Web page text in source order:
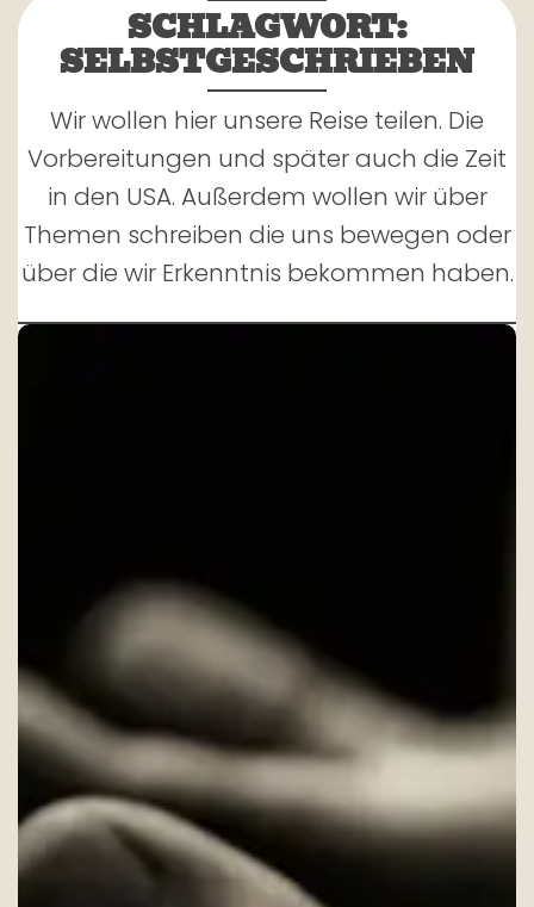
SCHLAGWORT:
SELBSTGESCHRIEBEN
Wir wollen hier unsere Reise teilen. Die
Vorbereitungen und später auch die Zeit
in den USA. Außerdem wollen wir über
Themen schreiben die uns bewegen oder
über die wir Erkenntnis bekommen haben.